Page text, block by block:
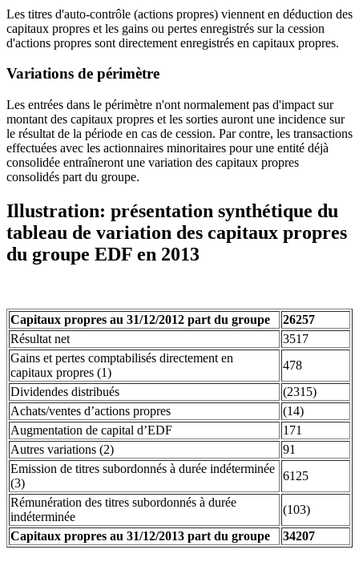
Les titres d'auto-contrôle (actions propres) viennent en déduction des
capitaux propres et les gains ou pertes enregistrés sur la cession
d'actions propres sont directement enregistrés en capitaux propres.
Variations de périmètre
Les entrées dans le périmètre n'ont normalement pas d'impact sur
montant des capitaux propres et les sorties auront une incidence sur
le résultat de la période en cas de cession. Par contre, les transactions
effectuées avec les actionnaires minoritaires pour une entité déjà
consolidée entraîneront une variation des capitaux propres
consolidés part du groupe.
Illustration: présentation synthétique du
tableau de variation des capitaux propres
du groupe EDF en 2013
Capitaux propres au 31/12/2012 part du groupe
26257
Résultat net
3517
Gains et pertes comptabilisés directement en
capitaux propres (1)
478
Dividendes distribués
(2315)
Achats/ventes d’actions propres
(14)
Augmentation de capital d’EDF
171
Autres variations (2)
91
Emission de titres subordonnés à durée indéterminée
(3)
6125
Rémunération des titres subordonnés à durée
indéterminée
(103)
Capitaux propres au 31/12/2013 part du groupe
34207